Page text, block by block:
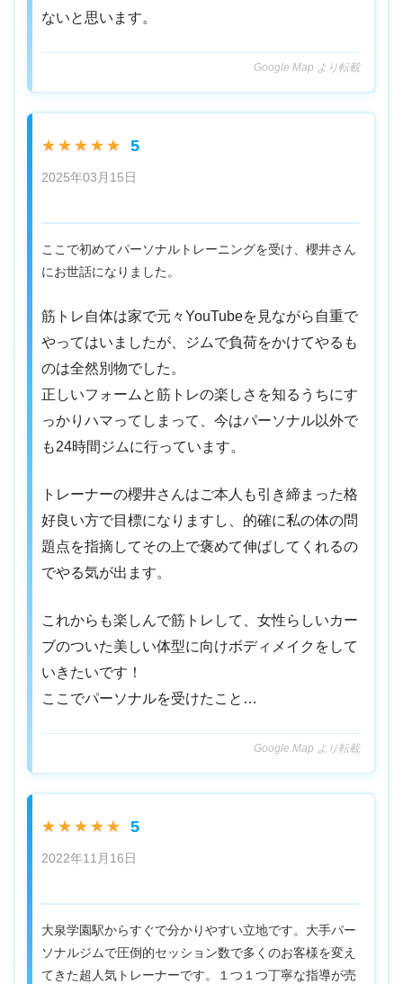
ないと思います。
Google Map より転載
★★★★★ 5
2025年03月15日
ここで初めてパーソナルトレーニングを受け、櫻井さん
にお世話になりました。
筋トレ自体は家で元々YouTubeを見ながら自重で
やってはいましたが、ジムで負荷をかけてやるも
のは全然別物でした。
正しいフォームと筋トレの楽しさを知るうちにす
っかりハマってしまって、今はパーソナル以外で
も24時間ジムに行っています。
トレーナーの櫻井さんはご本人も引き締まった格
好良い方で目標になりますし、的確に私の体の問
題点を指摘してその上で褒めて伸ばしてくれるの
でやる気が出ます。
これからも楽しんで筋トレして、女性らしいカー
ブのついた美しい体型に向けボディメイクをして
いきたいです！
ここでパーソナルを受けたこと…
Google Map より転載
★★★★★ 5
2022年11月16日
大泉学園駅からすぐで分かりやすい立地です。大手パー
ソナルジムで圧倒的セッション数で多くのお客様を変え
てきた超人気トレーナーです。１つ１つ丁寧な指導が売